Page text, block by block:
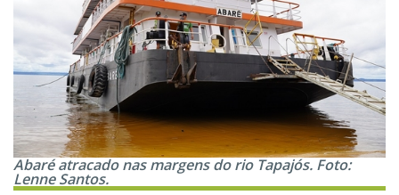
Abaré atracado nas margens do rio Tapajós. Foto:
Lenne Santos.